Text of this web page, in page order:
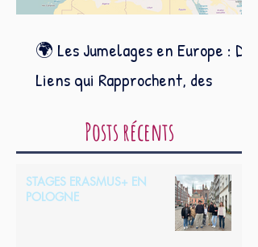
🌍 Les Jumelages en Europe : Des
Projets qui Unissent
Les Jumelages en Europe : Des
Liens qui Rapprochent, des Projets
qui Unissent
Posts récents